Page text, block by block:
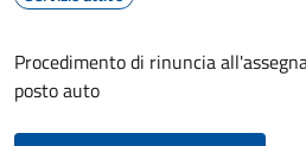
Procedimento di rinuncia
posto auto